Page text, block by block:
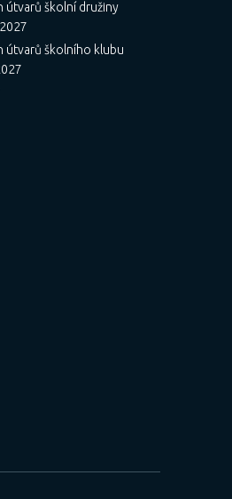
útvarů školní družiny
útvarů školního klubu